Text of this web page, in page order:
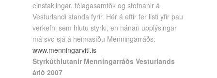
einstaklingar, félagasamtök og stofnanir á
Vesturlandi standa fyrir. Hér á eftir fer listi yfir þau
verkefni sem hlutu styrki, en nánari upplýsingar
má svo sjá á heimasíðu Menningarráðs:
www.menningarviti.is
Styrkúthlutanir Menningarráðs Vesturlands
árið 2007